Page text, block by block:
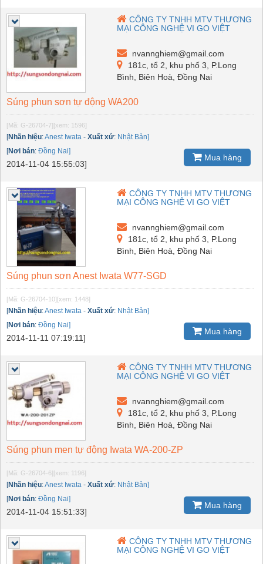
CÔNG TY TNHH MTV THƯƠNG
MẠI CÔNG NGHỆ VI GO VIỆT
nvannghiem@gmail.com
181c, tổ 2, khu phố 3, P.Long
Bình, Biên Hoà, Đồng Nai
Súng phun sơn tự động WA200
[Mã: G-26704-7] [xem: 1596]
[Nhãn hiệu:Anest Iwata - Xuất xứ: Nhật Bản]
[Nơi bán: Đồng Nai]
2014-11-04 15:55:03]
Mua hàng
CÔNG TY TNHH MTV THƯƠNG
MẠI CÔNG NGHỆ VI GO VIỆT
nvannghiem@gmail.com
181c, tổ 2, khu phố 3, P.Long
Bình, Biên Hoà, Đồng Nai
Súng phun sơn Anest Iwata W77-SGD
[Mã: G-26704-10] [xem: 1448]
[Nhãn hiệu:Anest Iwata - Xuất xứ: Nhật Bản]
[Nơi bán: Đồng Nai]
2014-11-11 07:19:11]
Mua hàng
CÔNG TY TNHH MTV THƯƠNG
MẠI CÔNG NGHỆ VI GO VIỆT
nvannghiem@gmail.com
181c, tổ 2, khu phố 3, P.Long
Bình, Biên Hoà, Đồng Nai
Súng phun men tự động Iwata WA-200-ZP
[Mã: G-26704-6] [xem: 1196]
[Nhãn hiệu:Anest Iwata - Xuất xứ: Nhật Bản]
[Nơi bán: Đồng Nai]
2014-11-04 15:51:33]
Mua hàng
CÔNG TY TNHH MTV THƯƠNG
MẠI CÔNG NGHỆ VI GO VIỆT